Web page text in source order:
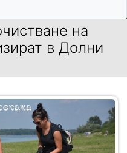
на
в Долни